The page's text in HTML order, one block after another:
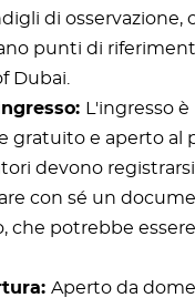
di osservazione,
punti di
Dubai.
L'ingresso è
gratuito e aperto al
devono registrarsi
con sé un
che potrebbe
Aperto da